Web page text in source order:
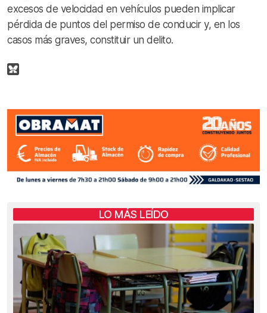
excesos de velocidad en vehículos pueden implicar
pérdida de puntos del permiso de conducir y, en los
casos más graves, constituir un delito.
LO MÁS LEÍDO